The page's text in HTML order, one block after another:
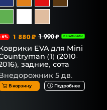
-6% 1 880 ₽ 1 990 ₽ В НАЛИЧИИ
EVA для Mini
(1) (2010-
задние, сота
5 дв.
В корзину Подробнее